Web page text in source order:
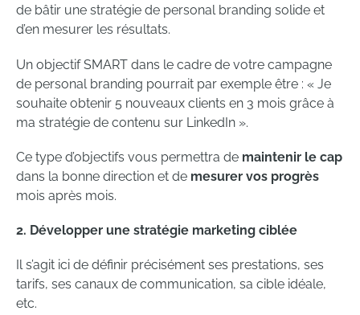
de bâtir une stratégie de personal branding solide et
d’en mesurer les résultats.
Un objectif SMART dans le cadre de votre campagne
de personal branding pourrait par exemple être : « Je
souhaite obtenir 5 nouveaux clients en 3 mois grâce à
ma stratégie de contenu sur LinkedIn ».
Ce type d’objectifs vous permettra de maintenir le cap
dans la bonne direction et de mesurer vos progrès
mois après mois.
2. Développer une stratégie marketing ciblée
Il s’agit ici de définir précisément ses prestations, ses
tarifs, ses canaux de communication, sa cible idéale,
etc.